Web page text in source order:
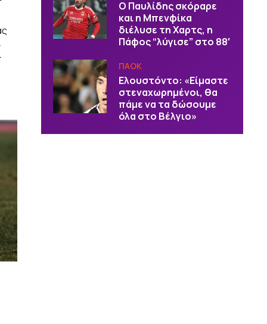
Ο Παυλίδης σκόραρε
και η Μπενφίκα
διέλυσε τη Χαρτς, η
Πάφος “λύγισε” στο 88′
ΠΑΟΚ
Ελουστόντο: «Είμαστε
στεναχωρημένοι, θα
πάμε να τα δώσουμε
όλα στο Βέλγιο»